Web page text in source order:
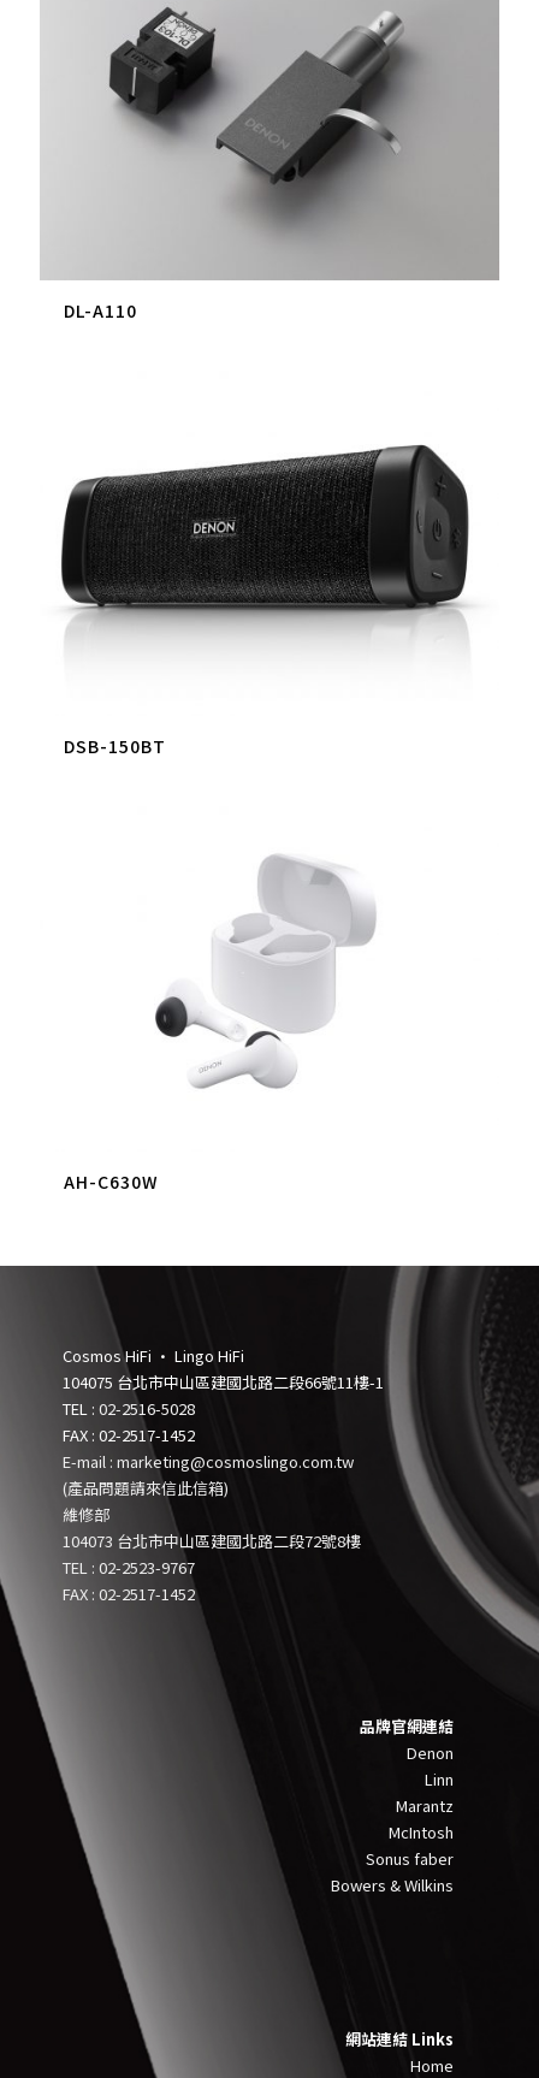
DL-A110
DSB-150BT
AH-C630W
Cosmos HiFi • Lingo HiFi
104075 台北市中山區建國北路二段66號11樓-1
TEL :02-2516-5028
FAX : 02-2517-1452
E-mail : marketing@cosmoslingo.com.tw
(產品問題請來信此信箱)
維修部
104073 台北市中山區建國北路二段72號8樓
TEL :02-2523-9767
FAX : 02-2517-1452
品牌官網連結
Denon
Linn
Marantz
McIntosh
Sonus faber
Bowers & Wilkins
網站連結 Links
Home